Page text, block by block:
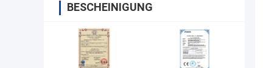
BESCHEINIGUNG